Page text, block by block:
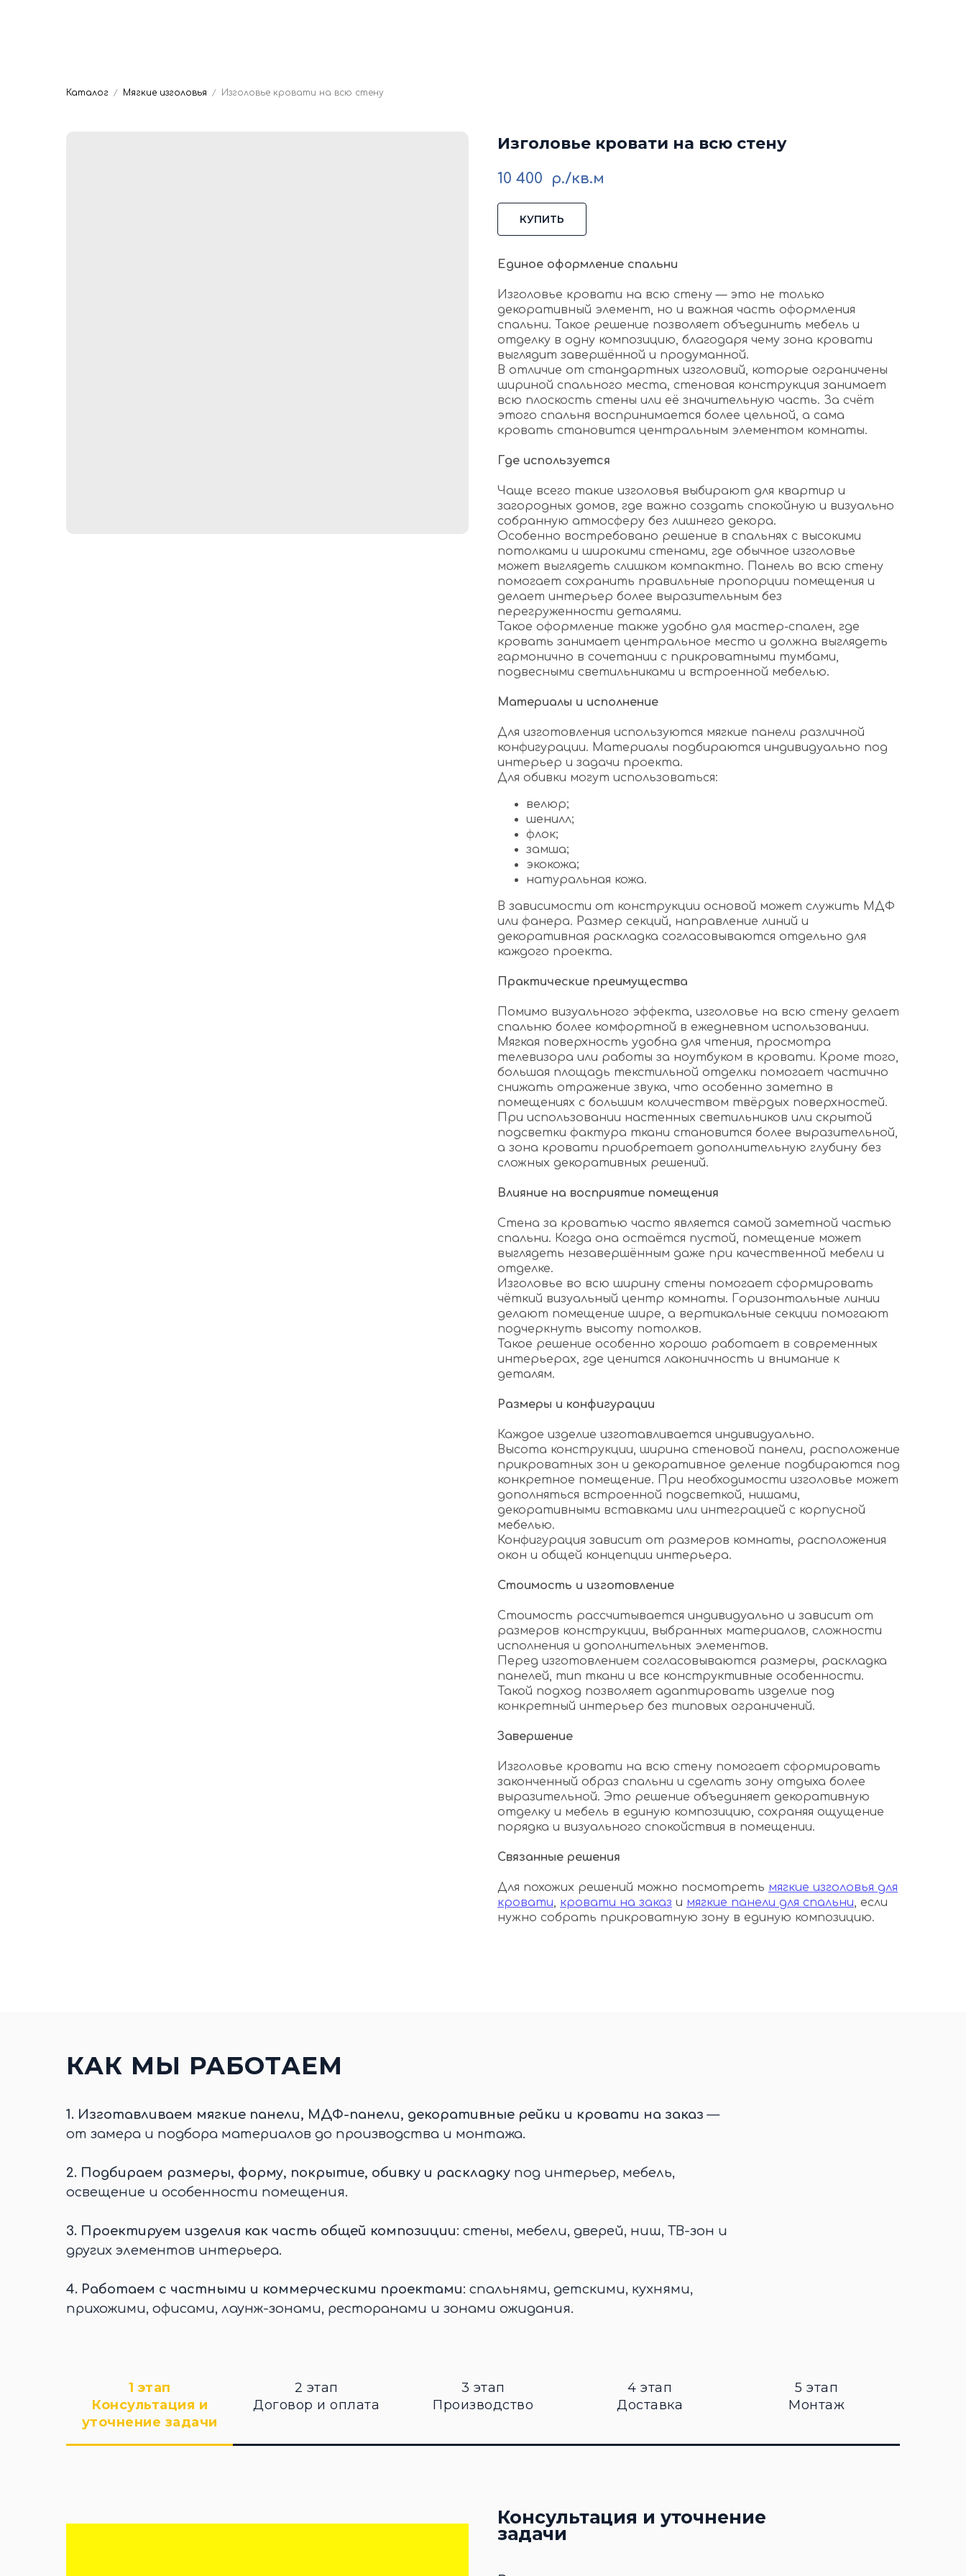
Каталог Мягкие изголовья Изголовье кровати на всю стену
Изголовье кровати на всю стену
10 400 р./кв.м
КУПИТЬ
Единое оформление спальни
Изголовье кровати на всю стену — это не только
декоративный элемент, но и важная часть оформления
спальни. Такое решение позволяет объединить мебель и
отделку в одну композицию, благодаря чему зона кровати
выглядит завершённой и продуманной.
В отличие от стандартных изголовий, которые ограничены
шириной спального места, стеновая конструкция занимает
всю плоскость стены или её значительную часть. За счёт
этого спальня воспринимается более цельной, а сама
кровать становится центральным элементом комнаты.
Где используется
Чаще всего такие изголовья выбирают для квартир и
загородных домов, где важно создать спокойную и визуально
собранную атмосферу без лишнего декора.
Особенно востребовано решение в спальнях с высокими
потолками и широкими стенами, где обычное изголовье
может выглядеть слишком компактно. Панель во всю стену
помогает сохранить правильные пропорции помещения и
делает интерьер более выразительным без
перегруженности деталями.
Такое оформление также удобно для мастер-спален, где
кровать занимает центральное место и должна выглядеть
гармонично в сочетании с прикроватными тумбами,
подвесными светильниками и встроенной мебелью.
Материалы и исполнение
Для изготовления используются мягкие панели различной
конфигурации. Материалы подбираются индивидуально под
интерьер и задачи проекта.
Для обивки могут использоваться:
велюр;
шенилл;
флок;
замша;
экокожа;
натуральная кожа.
В зависимости от конструкции основой может служить МДФ
или фанера. Размер секций, направление линий и
декоративная раскладка согласовываются отдельно для
каждого проекта.
Практические преимущества
Помимо визуального эффекта, изголовье на всю стену делает
спальню более комфортной в ежедневном использовании.
Мягкая поверхность удобна для чтения, просмотра
телевизора или работы за ноутбуком в кровати. Кроме того,
большая площадь текстильной отделки помогает частично
снижать отражение звука, что особенно заметно в
помещениях с большим количеством твёрдых поверхностей.
При использовании настенных светильников или скрытой
подсветки фактура ткани становится более выразительной,
а зона кровати приобретает дополнительную глубину без
сложных декоративных решений.
Влияние на восприятие помещения
Стена за кроватью часто является самой заметной частью
спальни. Когда она остаётся пустой, помещение может
выглядеть незавершённым даже при качественной мебели и
отделке.
Изголовье во всю ширину стены помогает сформировать
чёткий визуальный центр комнаты. Горизонтальные линии
делают помещение шире, а вертикальные секции помогают
подчеркнуть высоту потолков.
Такое решение особенно хорошо работает в современных
интерьерах, где ценится лаконичность и внимание к
деталям.
Размеры и конфигурации
Каждое изделие изготавливается индивидуально.
Высота конструкции, ширина стеновой панели, расположение
прикроватных зон и декоративное деление подбираются под
конкретное помещение. При необходимости изголовье может
дополняться встроенной подсветкой, нишами,
декоративными вставками или интеграцией с корпусной
мебелью.
Конфигурация зависит от размеров комнаты, расположения
окон и общей концепции интерьера.
Стоимость и изготовление
Стоимость рассчитывается индивидуально и зависит от
размеров конструкции, выбранных материалов, сложности
исполнения и дополнительных элементов.
Перед изготовлением согласовываются размеры, раскладка
панелей, тип ткани и все конструктивные особенности.
Такой подход позволяет адаптировать изделие под
конкретный интерьер без типовых ограничений.
Завершение
Изголовье кровати на всю стену помогает сформировать
законченный образ спальни и сделать зону отдыха более
выразительной. Это решение объединяет декоративную
отделку и мебель в единую композицию, сохраняя ощущение
порядка и визуального спокойствия в помещении.
Связанные решения
Для похожих решений можно посмотреть мягкие изголовья для
кровати, кровати на заказ и мягкие панели для спальни, если
нужно собрать прикроватную зону в единую композицию.
КАК МЫ РАБОТАЕМ
1. Изготавливаем мягкие панели, МДФ-панели, декоративные рейки и кровати на заказ —
от замера и подбора материалов до производства и монтажа.
2. Подбираем размеры, форму, покрытие, обивку и раскладку под интерьер, мебель,
освещение и особенности помещения.
3. Проектируем изделия как часть общей композиции: стены, мебели, дверей, ниш, ТВ-зон и
других элементов интерьера.
4. Работаем с частными и коммерческими проектами: спальнями, детскими, кухнями,
прихожими, офисами, лаунж-зонами, ресторанами и зонами ожидания.
1 этап
Консультация и
уточнение задачи
2 этап
Договор и оплата
3 этап
Производство
4 этап
Доставка
5 этап
Монтаж
Консультация и уточнение
задачи